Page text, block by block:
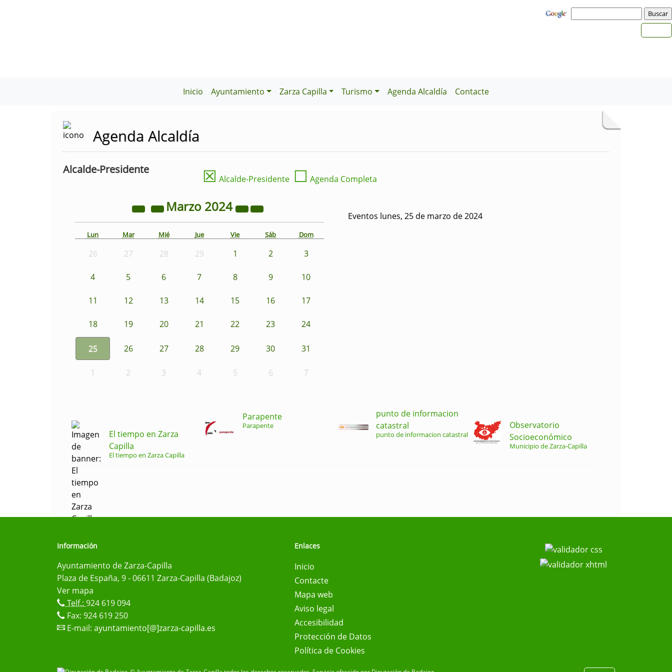
Inicio Ayuntamiento Zarza Capilla Turismo Agenda Alcaldía Contacte
Agenda Alcaldía
Alcalde-Presidente ☒ Alcalde-Presidente ☐ Agenda Completa
Marzo 2024
Lun Mar Mié Jue Vie Sáb Dom
26 27 28 29 1 2 3
4 5 6 7 8 9 10
11 12 13 14 15 16 17
18 19 20 21 22 23 24
25 26 27 28 29 30 31
1 2 3 4 5 6 7
Eventos lunes, 25 de marzo de 2024
El tiempo en Zarza
Capilla
El tiempo en Zarza Capilla
Parapente
Parapente
punto de informacion
catastral
punto de informacion catastral
Observatorio
Socioeconómico
Municipio de Zarza-Capilla
Información
Ayuntamiento de Zarza-Capilla
Plaza de España, 9 - 06611 Zarza-Capilla (Badajoz)
Ver mapa
Telf.: 924 619 094
Fax: 924 619 250
E-mail: ayuntamiento[@]zarza-capilla.es
Enlaces
Inicio
Contacte
Mapa web
Aviso legal
Accesibilidad
Protección de Datos
Política de Cookies